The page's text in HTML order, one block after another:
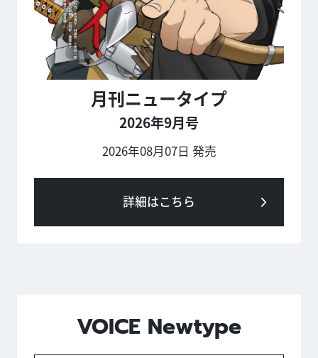
月刊ニュータイプ
2026年9月号
2026年08月07日 発売
詳細はこちら
VOICE Newtype